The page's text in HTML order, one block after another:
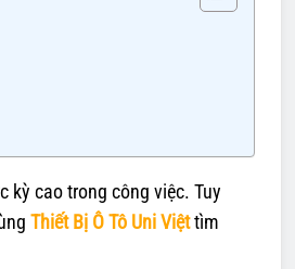
cao trong công việc. Tuy
Thiết Bị Ô Tô Uni Việttìm